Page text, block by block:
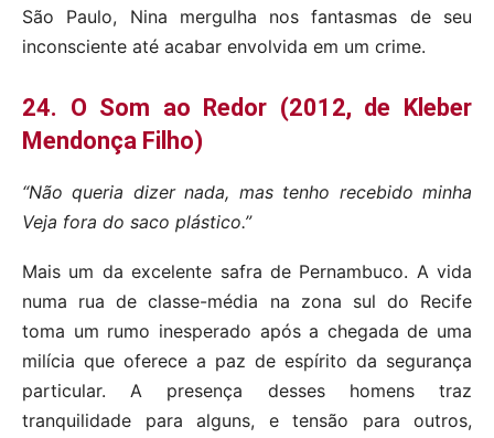
São Paulo, Nina mergulha nos fantasmas de seu
inconsciente até acabar envolvida em um crime.
24. O Som ao Redor (2012, de Kleber
Mendonça Filho)
“Não queria dizer nada, mas tenho recebido minha
Veja fora do saco plástico.”
Mais um da excelente safra de Pernambuco. A vida
numa rua de classe-média na zona sul do Recife
toma um rumo inesperado após a chegada de uma
milícia que oferece a paz de espírito da segurança
particular. A presença desses homens traz
tranquilidade para alguns, e tensão para outros,